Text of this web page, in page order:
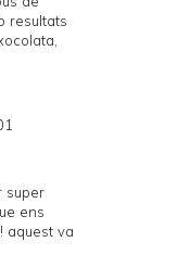
resultats
super
ens
aquest va